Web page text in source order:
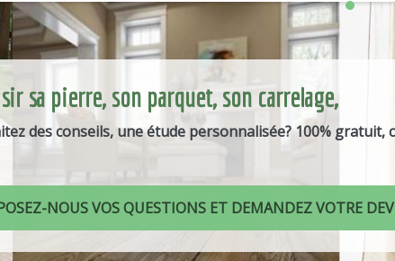
sa pierre, son parquet, son carrelage,
des conseils, une étude personnalisée? 100% gratuit,
NOUS VOS QUESTIONS ET DEMANDEZ VOTRE